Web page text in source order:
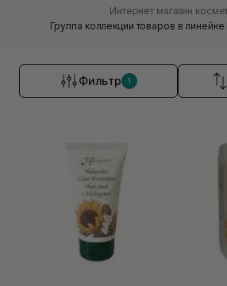
Интернет магазин
Группа коллекции товаров в
Фильтр 1